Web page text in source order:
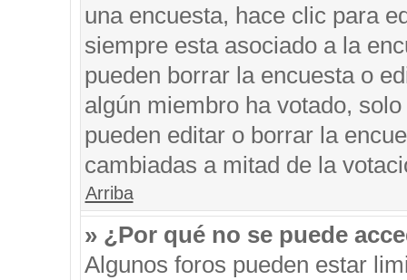
una encuesta, hace clic para
siempre esta asociado a la
pueden borrar la encuesta o
algún miembro ha votado,
pueden editar o borrar la
cambiadas a mitad de la
Arriba
» ¿Por qué no se puede
Algunos foros pueden estar